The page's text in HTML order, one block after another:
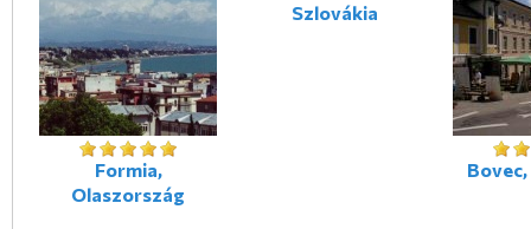
Formia,
Olaszország
Szlovákia